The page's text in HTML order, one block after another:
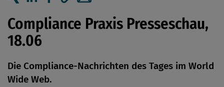
Artikel auf Xing teilen
Artikel auf linkedIn teilen
Artikel auf Facebook teilen
Artikellink kopieren
Artikel per Mail teilen
Compliance Praxis Presseschau,
18.06
Die Compliance-Nachrichten des Tages im World
Wide Web.